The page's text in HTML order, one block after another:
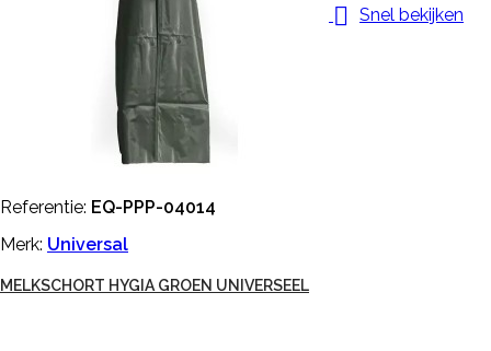
 Snel bekijken
Referentie: EQ-PPP-04014
Merk: Universal
MELKSCHORT HYGIA GROEN UNIVERSEEL